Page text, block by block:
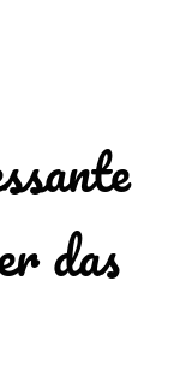
das